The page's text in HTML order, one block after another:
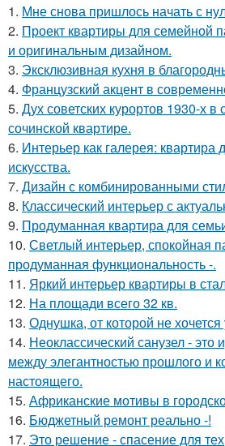
1. Мне снова пришлось начать с
2. Проект квартиры для семейной
и оригинальным дизайном.
3. Эксклюзивная кухня в
4. Французский акцент в
5. Дух советских курортов 1930-х
сочинской квартире.
6. Интерьер как галерея: квартира
искусства.
7. Дизайн с комбинированными
8. Классический интерьер с
9. Продуманная квартира для
10. Светлый интерьер, спокойная
продуманная функциональность -.
11. Яркий интерьер квартиры в
12. На площади всего 32 кв.
13. Однушка, от которой не хочется
14. Неоклассический санузел - это
между элегантностью прошлого и
настоящего.
15. Африканские мотивы в
16. Бюджетный ремонт реально -!
17. Это решение - спасение для